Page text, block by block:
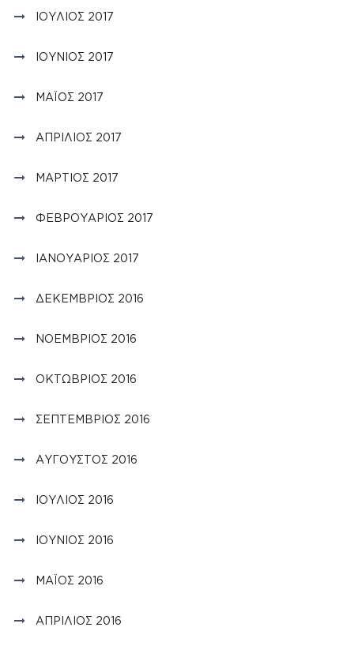
ΙΟΎΛΙΟΣ 2017
ΙΟΎΝΙΟΣ 2017
ΜΆΙΟΣ 2017
ΑΠΡΊΛΙΟΣ 2017
ΜΆΡΤΙΟΣ 2017
ΦΕΒΡΟΥΆΡΙΟΣ 2017
ΙΑΝΟΥΆΡΙΟΣ 2017
ΔΕΚΈΜΒΡΙΟΣ 2016
ΝΟΈΜΒΡΙΟΣ 2016
ΟΚΤΏΒΡΙΟΣ 2016
ΣΕΠΤΈΜΒΡΙΟΣ 2016
ΑΎΓΟΥΣΤΟΣ 2016
ΙΟΎΛΙΟΣ 2016
ΙΟΎΝΙΟΣ 2016
ΜΆΙΟΣ 2016
ΑΠΡΊΛΙΟΣ 2016